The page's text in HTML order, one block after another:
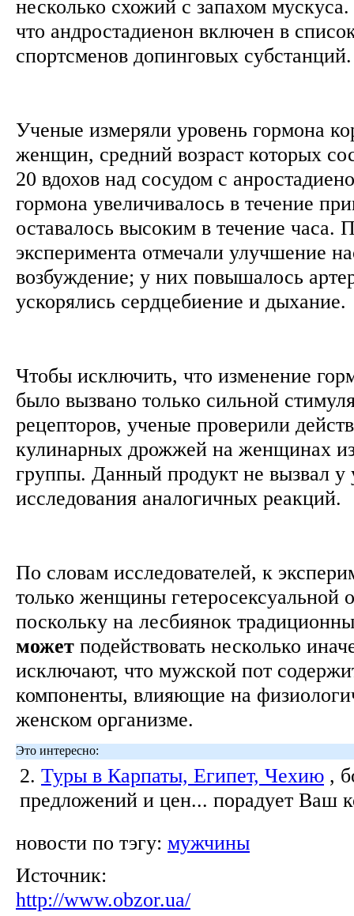
несколько схожий с запахом
что андростадиенон включен в
спортсменов допинговых
Ученые измеряли уровень гормона
женщин, средний возраст которых
20 вдохов над сосудом с
гормона увеличивалось в течение
оставалось высоким в течение часа.
эксперимента отмечали улучшение
возбуждение; у них повышалось
ускорялись сердцебиение и дыхание.
Чтобы исключить, что изменение
было вызвано только сильной
рецепторов, ученые проверили
кулинарных дрожжей на женщинах
группы. Данный продукт не вызвал у
исследования аналогичных реакций.
По словам исследователей, к
только женщины гетеросексуальной
поскольку на лесбиянок
может подействовать несколько
исключают, что мужской пот
компоненты, влияющие на
женском организме.
Это интересно:
2. Туры в Карпаты, Египет, Чехию ,
предложений и цен... порадует Ваш
новости по тэгу: мужчины
Источник:
http://www.obzor.ua/